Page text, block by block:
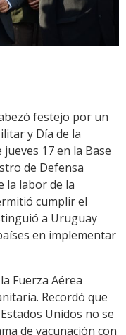
festejo por un
y Día de la
17 en la Base
de Defensa
la labor de la
cumplir el
a Uruguay
en implementar
Fuerza Aérea
Recordó que
Unidos no se
de vacunación con